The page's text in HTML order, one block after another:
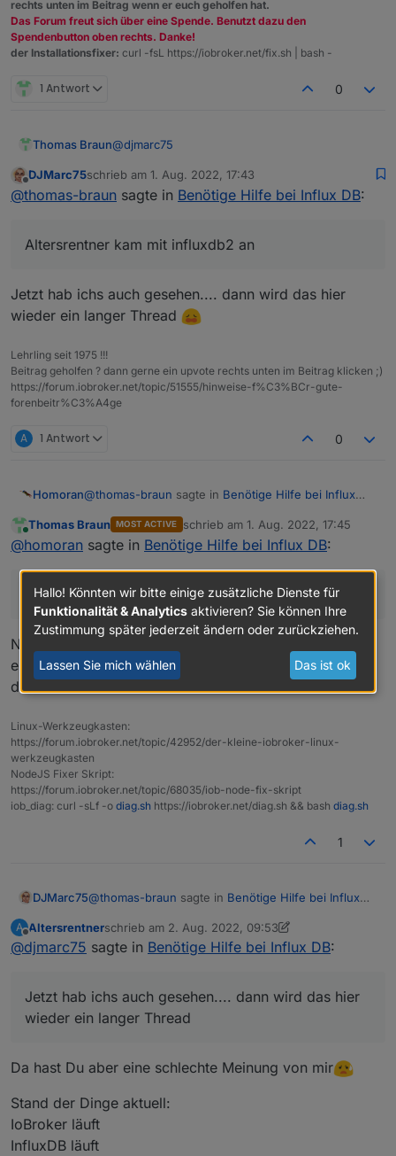
pi@raspberrypiioBroker:~ $ sudo apt-
Hit:1 http://deb.debian.org/debian
Hit:2 http://security.debian.org/debian-
Hit:4 http://archive.raspberrypi.org/
Get:8 https://packages.grafana.com/oss/
Fetched 119 kB in 2s (65.8 kB/s)
Reading package lists... Done
Reading package lists... Done
Reading state information... Done
E: Unable to locate package influxdb2
Failed to start influxdb.service: Unit
pi@raspberrypiioBroker:~ $ iob start
pi@raspberrypiioBroker:~ $
rechts unten im Beitrag wenn er euch geholfen hat.
Das Forum freut sich über eine Spende. Benutzt dazu den
Spendenbutton oben rechts. Danke!
der Installationsfixer: curl -fsL https://iobroker.net/fix.sh | bash -
1 Antwort 0
Thomas Braun@djmarc75
Altersrentner kam mit influxdb2 an. Ich hab nur
das Repo gerade gerückt. Aus der Quelle kann
Offline
DJMarc75schrieb am 1. Aug. 2022, 17:43
zuletzt editiert von
@thomas-braun sagte in Benötige Hilfe bei Influx DB:
Altersrentner kam mit influxdb2 an
Jetzt hab ichs auch gesehen.... dann wird das hier
wieder ein langer Thread
Lehrling seit 1975 !!!
Beitrag geholfen ? dann gerne ein upvote rechts unten im Beitrag klicken ;)
https://forum.iobroker.net/topic/51555/hinweise-f%C3%BCr-gute-
forenbeitr%C3%A4ge
A 1 Antwort 0
Homoran@thomas-braun sagte in Benötige Hilfe bei Influx
weil der dann gar nicht in der Auslage liegt.
etwa so?
altersrentner sagte in Benötige Hilfe bei Influx DB
Unable to locate package influxdb2
Online
Thomas Braun MOST ACTIVE schrieb am 1. Aug. 2022, 17:45
zuletzt editiert von
@homoran sagte in Benötige Hilfe bei Influx DB:
etwa so?
Nein, nicht so. Das lag ja am nicht korrekt
eingebundenen Repo. Da hätte man auch kein influx1
drüber bekommen.
Linux-Werkzeugkasten:
https://forum.iobroker.net/topic/42952/der-kleine-iobroker-linux-
werkzeugkasten
NodeJS Fixer Skript:
https://forum.iobroker.net/topic/68035/iob-node-fix-skript
iob_diag: curl -sLf -o diag.sh https://iobroker.net/diag.sh && bash diag.sh
1
DJMarc75@thomas-braun sagte in Benötige Hilfe bei Influx
Altersrentner kam mit influxdb2 an
Jetzt hab ichs auch gesehen.... dann wird das hier
wieder ein langer Thread
A
Offline
Altersrentnerschrieb am 2. Aug. 2022, 09:53
zuletzt editiert von Altersrentner8. Feb. 2022, 11:58
@djmarc75 sagte in Benötige Hilfe bei Influx DB:
Jetzt hab ichs auch gesehen.... dann wird das hier
wieder ein langer Thread
Da hast Du aber eine schlechte Meinung von mir
Stand der Dinge aktuell:
IoBroker läuft
InfluxDB läuft
Hallo! Könnten wir bitte einige zusätzliche Dienste für
Funktionalität & Analytics aktivieren? Sie können Ihre
Zustimmung später jederzeit ändern oder zurückziehen.
Lassen Sie mich wählen Das ist ok